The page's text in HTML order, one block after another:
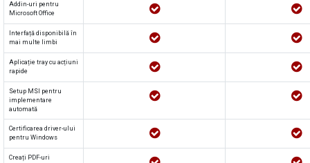
Addin-uri pentru
Microsoft Office
Interfață disponibilă în
mai multe limbi
Aplicație tray cu acțiuni
rapide
Setup MSI pentru
implementare
automată
Certificarea driver-ului
pentru Windows
Creați PDF-uri